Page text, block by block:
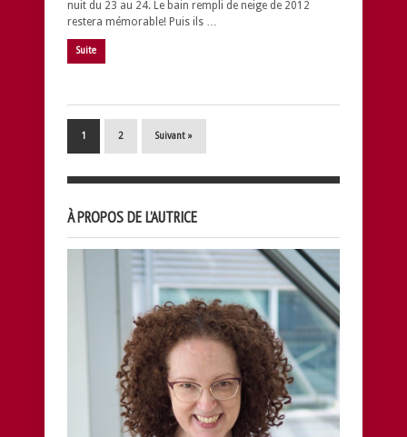
nuit du 23 au 24. Le bain rempli de neige de 2012
restera mémorable! Puis ils …
Suite
1 2 Suivant »
À PROPOS DE L’AUTRICE